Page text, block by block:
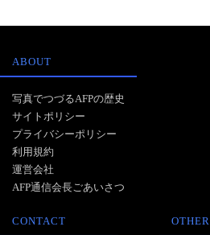
ABOUT
写真でつづるAFPの歴史
サイトポリシー
プライバシーポリシー
利用規約
運営会社
AFP通信会長ごあいさつ
CONTACT OTHER